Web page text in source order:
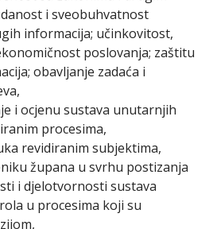
i sveobuhvatnost
informacija; učinkovitost,
poslovanja; zaštitu
obavljanje zadaća i
i ocjenu sustava unutarnjih
procesima,
revidiranim subjektima,
župana u svrhu postizanja
i djelotvornosti sustava
u procesima koji su